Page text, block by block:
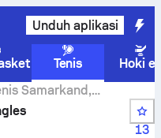
Unduh aplikasi
Tenis
Hoki es
Samarkand,
dan laga
tournament header13